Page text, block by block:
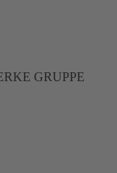
GRUPPE